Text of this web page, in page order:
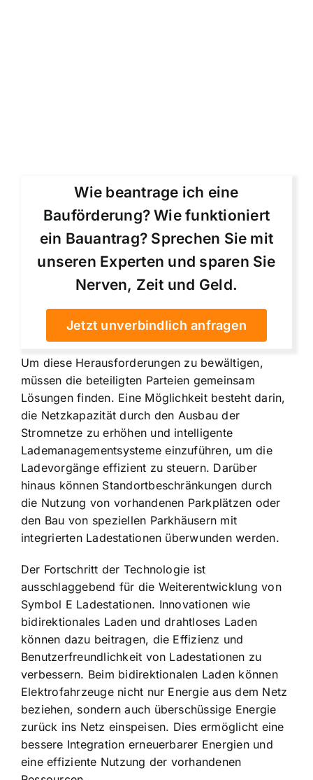
Wie beantrage ich eine
Bauförderung? Wie funktioniert
ein Bauantrag? Sprechen Sie mit
unseren Experten und sparen Sie
Nerven, Zeit und Geld.
Jetzt unverbindlich anfragen
Um diese Herausforderungen zu bewältigen,
müssen die beteiligten Parteien gemeinsam
Lösungen finden. Eine Möglichkeit besteht darin,
die Netzkapazität durch den Ausbau der
Stromnetze zu erhöhen und intelligente
Lademanagementsysteme einzuführen, um die
Ladevorgänge effizient zu steuern. Darüber
hinaus können Standortbeschränkungen durch
die Nutzung von vorhandenen Parkplätzen oder
den Bau von speziellen Parkhäusern mit
integrierten Ladestationen überwunden werden.
Der Fortschritt der Technologie ist
ausschlaggebend für die Weiterentwicklung von
Symbol E Ladestationen. Innovationen wie
bidirektionales Laden und drahtloses Laden
können dazu beitragen, die Effizienz und
Benutzerfreundlichkeit von Ladestationen zu
verbessern. Beim bidirektionalen Laden können
Elektrofahrzeuge nicht nur Energie aus dem Netz
beziehen, sondern auch überschüssige Energie
zurück ins Netz einspeisen. Dies ermöglicht eine
bessere Integration erneuerbarer Energien und
eineeffiziente Nutzung der vorhandenen